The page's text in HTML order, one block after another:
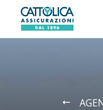
Generali logo